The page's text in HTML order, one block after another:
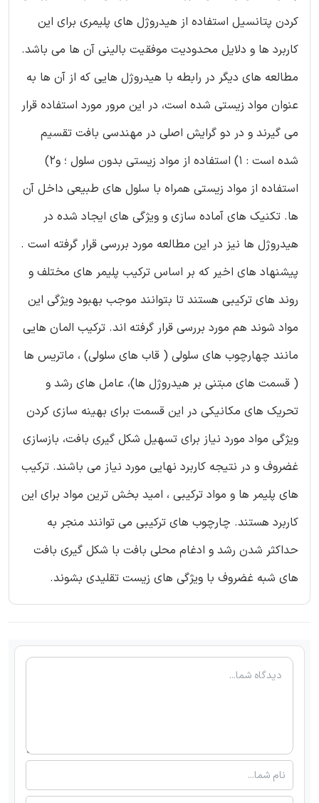
کردن پتانسیل استفاده از هیدروژل های پلیمری برای این
کاربرد ها و دلایل محدودیت موفقیت بالینی آن ها می باشد.
مطالعه های دیگر در رابطه با هیدروژل هایی که از آن ها به
عنوان مواد زیستی شده است، در این مرور مورد استفاده قرار
می گیرند و در دو گرایش اصلی در مهندسی بافت تقسیم
شده است : 1) استفاده از مواد زیستی بدون سلول ؛ و2)
استفاده از مواد زیستی همراه با سلول های طبیعی داخل آن
ها. تکنیک های آماده سازی و ویژگی های ایجاد شده در
هیدروژل ها نیز در این مطالعه مورد بررسی قرار گرفته است .
پیشنهاد های اخیر که بر اساس ترکیب پلیمر های مختلف و
روند های ترکیبی هستند تا بتوانند موجب بهبود ویژگی این
مواد شوند هم مورد بررسی قرار گرفته اند. ترکیب المان هایی
مانند چهارچوب های سلولی ( قاب های سلولی) ، ماتریس ها
( قسمت های مبتنی بر هیدروژل ها)، عامل های رشد و
تحریک های مکانیکی در این قسمت برای بهینه سازی کردن
ویژگی مواد مورد نیاز برای تسهیل شکل گیری بافت، بازسازی
غضروف و در نتیجه کاربرد نهایی مورد نیاز می باشند. ترکیب
های پلیمر ها و مواد ترکیبی ، امید بخش ترین مواد برای این
کاربرد هستند. چارچوب های ترکیبی می توانند منجر به
حداکثر شدن رشد و ادغام محلی بافت با شکل گیری بافت
های شبه غضروف با ویژگی های زیست تقلیدی بشوند.